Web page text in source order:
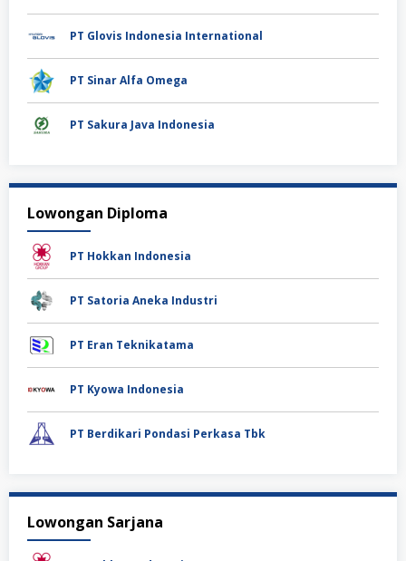
PT Glovis Indonesia International
PT Sinar Alfa Omega
PT Sakura Java Indonesia
Lowongan Diploma
PT Hokkan Indonesia
PT Satoria Aneka Industri
PT Eran Teknikatama
PT Kyowa Indonesia
PT Berdikari Pondasi Perkasa Tbk
Lowongan Sarjana